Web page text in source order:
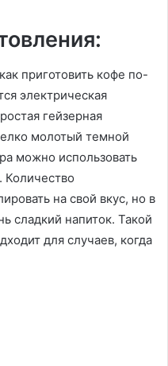
приготовить кофе по-
электрическая
гейзерная
молотый темной
можно использовать
Количество
на свой вкус, но в
сладкий напиток. Такой
для случаев, когда